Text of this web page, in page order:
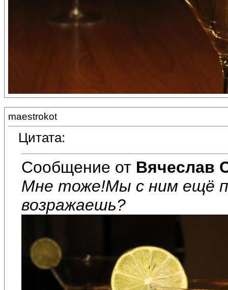
maestrokot
Цитата:
Сообщение от Вячеслав
Мне тоже!Мы с ним ещё
возражаешь?